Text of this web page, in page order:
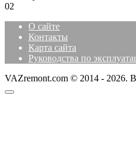
02
О сайте
Контакты
Карта сайта
Руководства по
VAZremont.com © 2014 - 2026.